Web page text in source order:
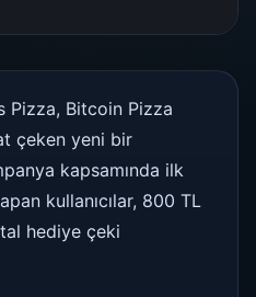
Pizza, Bitcoin Pizza
çeken yeni bir
kapsamında ilk
kullanıcılar, 800 TL
hediye çeki